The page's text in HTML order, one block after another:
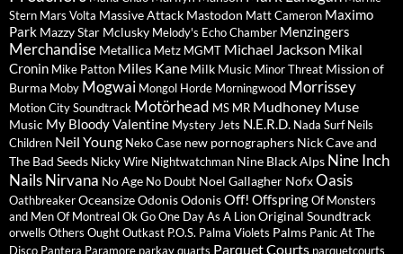
Stern Mars Volta Massive Attack Mastodon Matt Cameron Maximo
Park Mazzy Star Mclusky Melody's Echo Chamber Menzingers
Merchandise Metallica Metz MGMT Michael Jackson Mikal
Cronin Mike Patton Miles Kane Milk Music Minor Threat Mission of
Burma Moby Mogwai Mongol Horde Morningwood Morrissey
Motion City Soundtrack Motörhead MS MR Mudhoney Muse
Music My Bloody Valentine Mystery Jets N.E.R.D. Nada Surf Neils
Children Neil Young Neko Case new pornographers Nick Cave and
The Bad Seeds Nicky Wire Nightwatchman Nine Black Alps Nine Inch
Nails Nirvana No Age No Doubt Noel Gallagher NofxOasis
OathbreakerOceansizeOdonis OdonisOff! OffspringOf Monsters
and MenOf MontrealOk GoOne Day As A LionOriginal Soundtrack
orwells Others OughtOutkast P.O.S. Palma Violets Palms Panic At The
Disco Pantera Paramore parkay quarts Parquet Courts parquetcourts